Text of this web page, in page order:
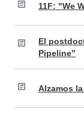
11F: "We
El
Pipeline”
Alzamos